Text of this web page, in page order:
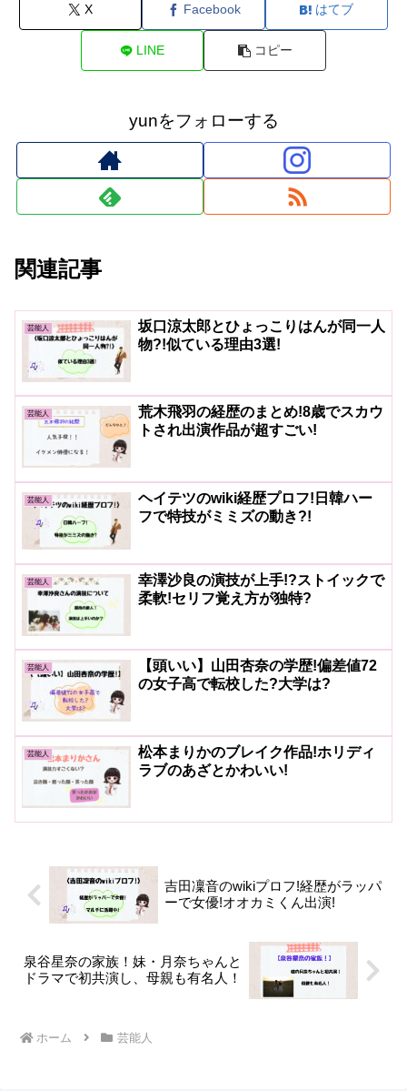
X Facebook はてブ
LINE コピー
yunをフォローする
関連記事
芸能人
坂口涼太郎とひょっこりはんが同一人
物?!似ている理由3選!
芸能人
荒木飛羽の経歴のまとめ!8歳でスカウ
トされ出演作品が超すごい!
芸能人
ヘイテツのwiki経歴プロフ!日韓ハー
フで特技がミミズの動き?!
芸能人
幸澤沙良の演技が上手!?ストイックで
柔軟!セリフ覚え方が独特?
芸能人
【頭いい】山田杏奈の学歴!偏差値72
の女子高で転校した?大学は?
芸能人
松本まりかのブレイク作品!ホリディ
ラブのあざとかわいい!
吉田凜音のwikiプロフ!経歴がラッパ
ーで女優!オオカミくん出演!
泉谷星奈の家族！妹・月奈ちゃんと
ドラマで初共演し、母親も有名人！
ホーム 芸能人